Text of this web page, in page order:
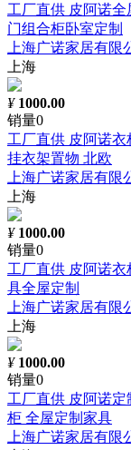
工厂直供 皮阿诺
门组合柜卧室定制
上海广诺家居有限
上海
¥ 1000.00
销量0
工厂直供 皮阿诺
挂衣架置物 北欧
上海广诺家居有限
上海
¥ 1000.00
销量0
工厂直供 皮阿诺
具全屋定制
上海广诺家居有限
上海
¥ 1000.00
销量0
工厂直供 皮阿诺
柜 全屋定制家具
上海广诺家居有限